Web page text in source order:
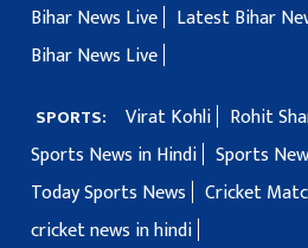
Bihar News Live
Latest Bihar
Bihar News Live
SPORTS: Virat Kohli
Rohit
Sports News in Hindi Sports
Today Sports News
Cricket
cricket news in hindi